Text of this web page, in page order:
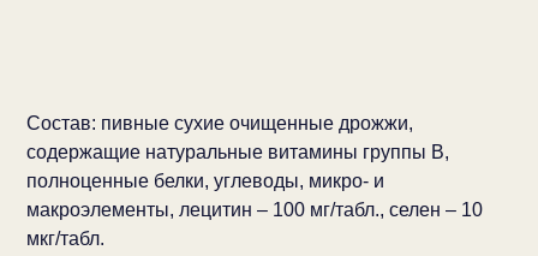
Состав: пивные сухие очищенные дрожжи,
содержащие натуральные витамины группы В,
полноценные белки, углеводы, микро- и
макроэлементы, лецитин – 100 мг/табл., селен – 10
мкг/табл.